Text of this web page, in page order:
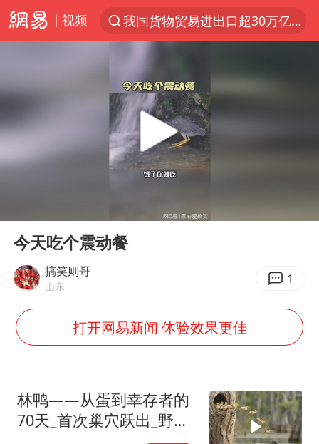
视频
我国货物贸易进出口超30万亿元
A股三大股指收涨
宇树科技中一签需缴款7.54万元
国防部：中国军队坚决反制任何闹海挑衅图谋
台湾海峡南口北上船舶实施交通管制
瑞众保险员工爆料公司违规行为
向鹏0-3不敌张本智和
Play
今天吃个震动餐
搞笑则哥
山东 1
打开网易新闻 体验效果更佳
林鸭——从蛋到幸存者的
70天_首次巢穴跃出_野生